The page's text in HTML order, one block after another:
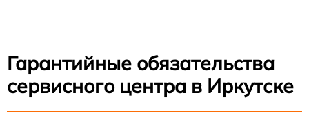
Гарантийные обязательства
сервисного центра в Иркутске